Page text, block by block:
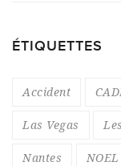
ÉTIQUETTES
Accident
Las Vegas
Nantes NOEL